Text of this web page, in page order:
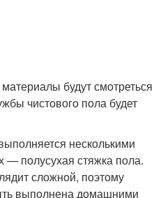
будут смотреться
чистового пола будет
несколькими
— полусухая стяжка пола.
сложной, поэтому
выполнена домашними